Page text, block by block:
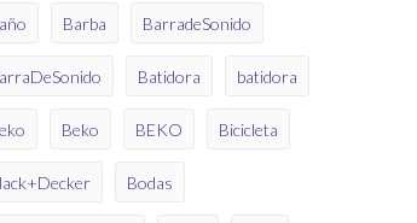
Barba BarradeSonido
Batidora batidora
Beko BEKO Bicicleta
Bodas